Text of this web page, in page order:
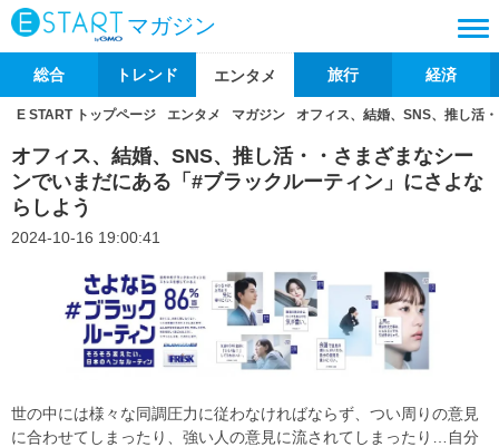
マガジン
総合 トレンド エンタメ 旅行 経済
E START トップページ エンタメ マガジン オフィス、結婚、SNS、推し活
オフィス、結婚、SNS、推し活・・さまざまなシー
ンでいまだにある「#ブラックルーティン」にさよな
らしよう
2024-10-16 19:00:41
世の中には様々な同調圧力に従わなければならず、つい周りの意見
に合わせてしまったり、強い人の意見に流されてしまったり…自分